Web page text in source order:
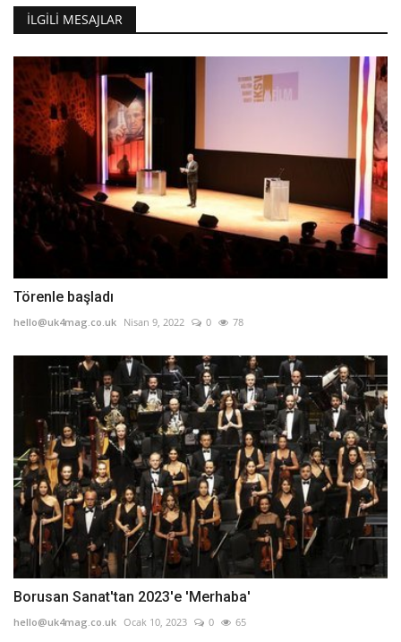
İLGILI MESAJLAR
Törenle başladı
hello@uk4mag.co.uk Nisan 9, 2022 0 78
Borusan Sanat'tan 2023'e 'Merhaba'
hello@uk4mag.co.uk Ocak 10, 2023 0 65